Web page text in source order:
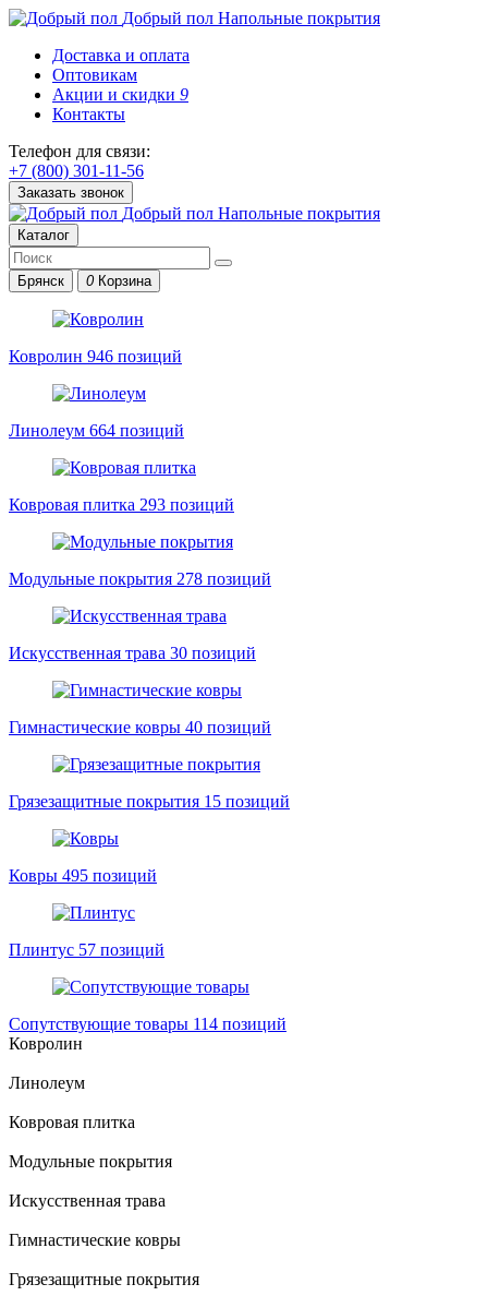
Добрый пол Напольные покрытия
Доставка и оплата
Оптовикам
Акции и скидки 9
Контакты
Телефон для связи:
+7 (800) 301-11-56
Заказать звонок
Добрый пол Напольные покрытия
Каталог
Брянск 0 Корзина
Ковролин 946 позиций
Линолеум 664 позиций
Ковровая плитка 293 позиций
Модульные покрытия 278 позиций
Искусственная трава 30 позиций
Гимнастические ковры 40 позиций
Грязезащитные покрытия 15 позиций
Ковры 495 позиций
Плинтус 57 позиций
Сопутствующие товары 114 позиций
Ковролин
Линолеум
Ковровая плитка
Модульные покрытия
Искусственная трава
Гимнастические ковры
Грязезащитные покрытия